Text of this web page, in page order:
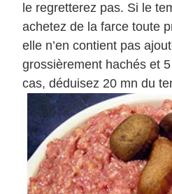
le regretterez pas. Si le
achetez de la farce toute
elle n’en contient pas
grossièrement hachés et
cas, déduisez 20 mn du